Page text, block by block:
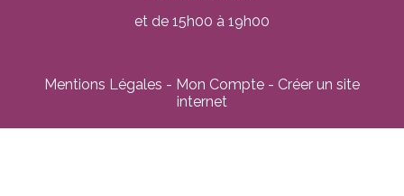
et de 15h00 à 19h00
Mentions Légales Mon Compte
Créer un site
internet